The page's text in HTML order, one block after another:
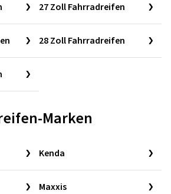
27 Zoll Fahrradreifen
28 Zoll Fahrradreifen
Marken
Kenda
Maxxis